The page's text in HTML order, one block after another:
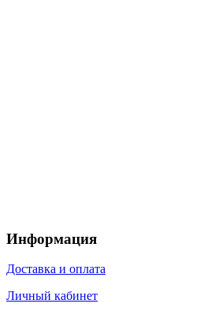
Информация
Доставка и оплата
Личный кабинет